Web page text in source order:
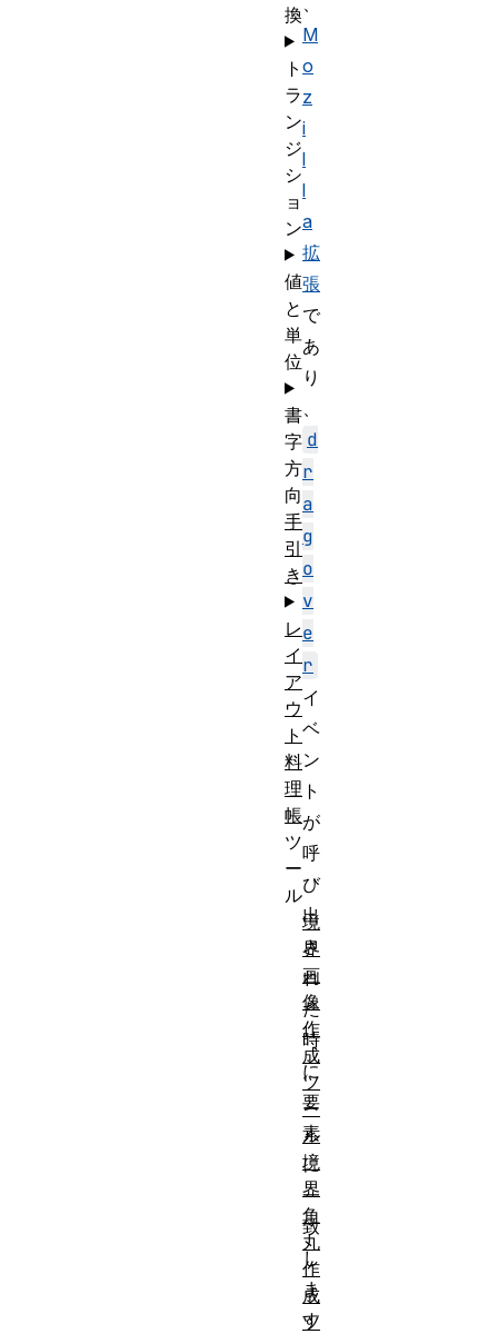
M
o
z
i
l
l
a
拡
張
で
あ
り
d
r
a
g
o
v
e
r
イ
ベ
ン
ト
が
呼
び
出
さ
れ
た
時
に
要
素
に
一
致
し
ま
す
換
ト
ラ
ン
ジ
シ
ョ
ン
値
と
単
位
書
字
方
向
手
引
き
レ
イ
ア
ウ
ト
料
理
帳
ツ
ー
ル
境
界
画
像
作
成
ツ
ー
ル
境
界
角
丸
作
成
ツ